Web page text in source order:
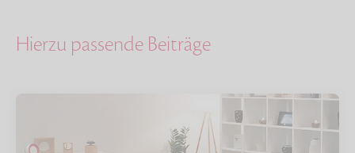
Hierzu passende Beiträge